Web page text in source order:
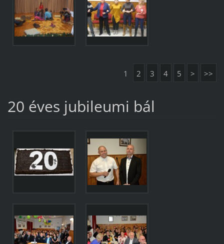
1 2 3 4 5 > >>
20 éves jubileumi bál